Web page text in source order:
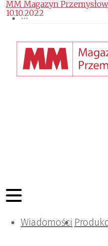
Wiadomości
Projektowanie i
Zarządzanie i IT
Tematy specjalne
MM Magazyn
10.10.2022